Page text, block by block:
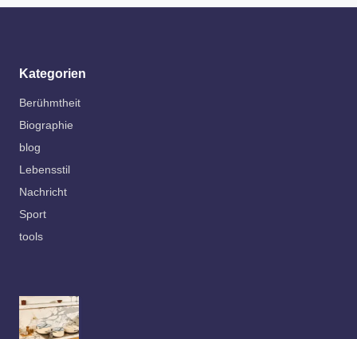
Kategorien
Berühmtheit
Biographie
blog
Lebensstil
Nachricht
Sport
tools